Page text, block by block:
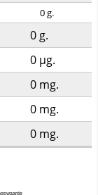
0g.
0 g.
0 µg.
0 mg.
0 mg.
0 mg.